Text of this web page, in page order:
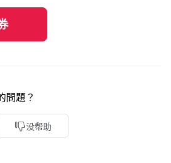
問題？
没帮助